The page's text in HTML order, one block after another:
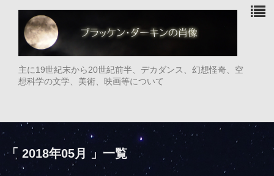
主に19世紀末から20世紀前半、デカダンス、幻想怪奇、空
想科学の文学、美術、映画等について
「 2018年05月 」一覧